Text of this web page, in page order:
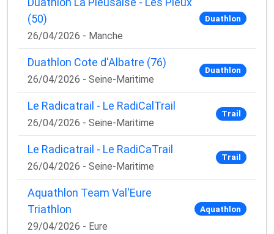
(50)
26/04/2026 - Manche
Duathlon
Duathlon Cote d'Albatre (76)
26/04/2026 - Seine-Maritime
Duathlon
Le Radicatrail - Le RadiCalTrail
26/04/2026 - Seine-Maritime
Trail
Le Radicatrail - Le RadiCaTrail
26/04/2026 - Seine-Maritime
Trail
Aquathlon Team Val'Eure
Triathlon
29/04/2026 - Eure
Aquathlon